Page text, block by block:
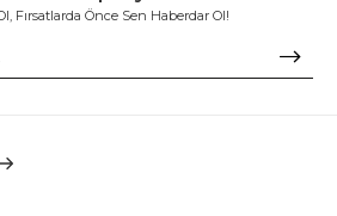
Fırsatlarda Önce Sen Haberdar Ol!